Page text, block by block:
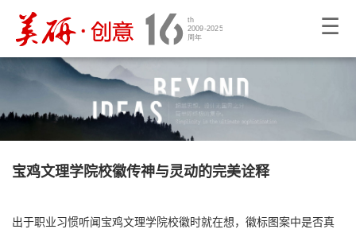
☰
宝鸡文理学院校徽传神与灵动的完美诠释
出于职业习惯听闻宝鸡文理学院校徽时就在想，徽标图案中是否真